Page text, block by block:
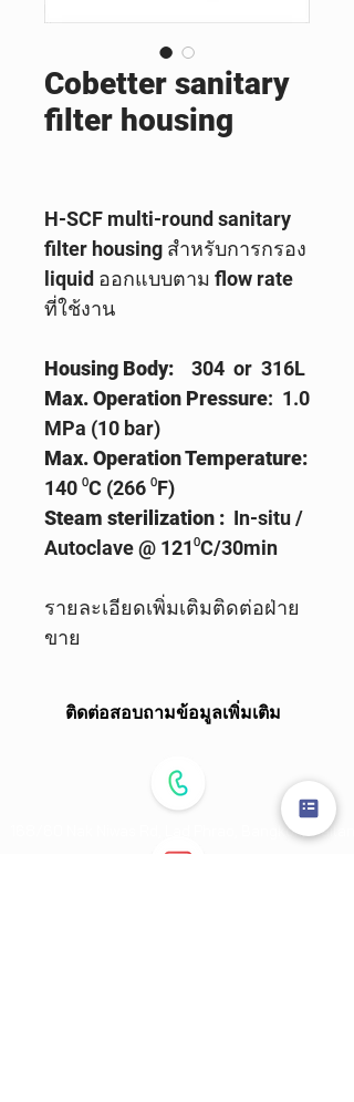
Cobetter sanitary
filter housing
H-SCF multi-round sanitary
filter housing สำหรับการกรอง
liquid ออกแบบตาม flow rate
ที่ใช้งาน
Housing Body:
304 or 316L
Max. Operation Pressure: 1.0
MPa (10 bar)
Max. Operation Temperature:
140 ⁰C (266 ⁰F)
Steam sterilization : In-situ /
Autoclave @ 121⁰C/30min
รายละเอียดเพิ่มเติมติดต่อฝ่าย
ขาย
ติดต่อสอบถามข้อมูลเพิ่มเติม